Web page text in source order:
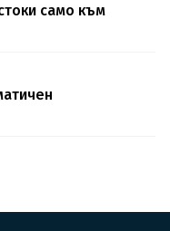
само към